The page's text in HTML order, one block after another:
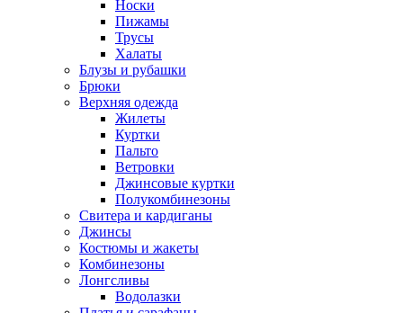
Носки
Пижамы
Трусы
Халаты
Блузы и рубашки
Брюки
Верхняя одежда
Жилеты
Куртки
Пальто
Ветровки
Джинсовые куртки
Полукомбинезоны
Свитера и кардиганы
Джинсы
Костюмы и жакеты
Комбинезоны
Лонгсливы
Водолазки